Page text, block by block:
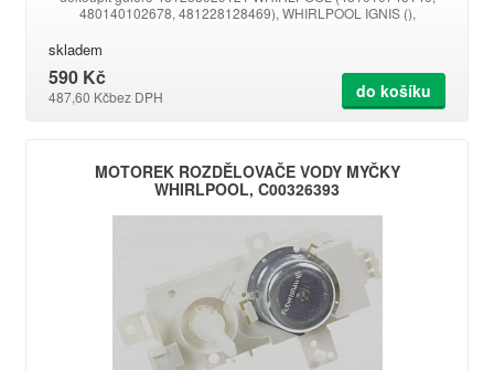
480140102678, 481228128469), WHIRLPOOL IGNIS (),
skladem
590 Kč
487,60 Kčbez DPH do košíku
MOTOREK ROZDĚLOVAČE VODY MYČKY
WHIRLPOOL, C00326393